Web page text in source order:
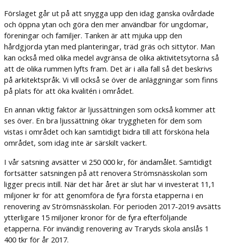
Förslaget går ut på att snygga upp den idag ganska ovårdade
och öppna ytan och göra den mer användbar för ungdomar,
föreningar och familjer. Tanken är att mjuka upp den
hårdgjorda ytan med planteringar, träd gräs och sittytor. Man
kan också med olika medel avgränsa de olika aktivitetsytorna så
att de olika rummen lyfts fram. Det är i alla fall så det beskrivs
på arkitektspråk. Vi vill också se över de anläggningar som finns
på plats för att öka kvalitén i området.
En annan viktig faktor är ljussättningen som också kommer att
ses över. En bra ljussättning ökar tryggheten för dem som
vistas i området och kan samtidigt bidra till att försköna hela
området, som idag inte är särskilt vackert.
I vår satsning avsätter vi 250 000 kr, för ändamålet. Samtidigt
fortsätter satsningen på att renovera Strömsnässkolan som
ligger precis intill. När det här året är slut har vi investerat 11,1
miljoner kr för att genomföra de fyra första etapperna i en
renovering av Strömsnässkolan. För perioden 2017-2019 avsätts
ytterligare 15 miljoner kronor för de fyra efterföljande
etapperna. För invändig renovering av Traryds skola anslås 1
400 tkr för år 2017.